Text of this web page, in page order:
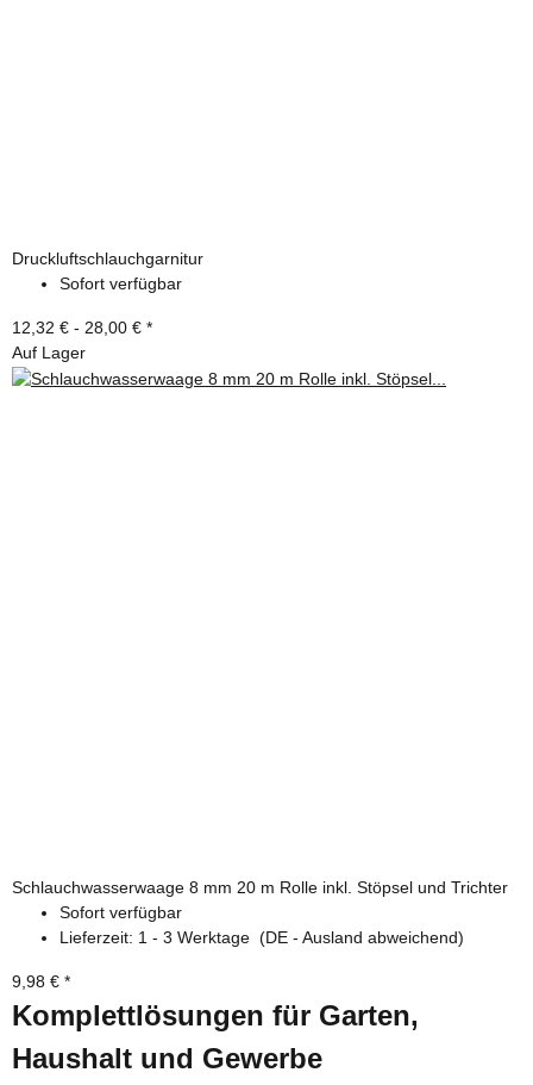
Druckluftschlauchgarnitur
Sofort verfügbar
12,32 € - 28,00 € *
Auf Lager
Schlauchwasserwaage 8 mm 20 m Rolle inkl. Stöpsel und Trichter
Sofort verfügbar
Lieferzeit: 1 - 3 Werktage (DE - Ausland abweichend)
9,98 € *
Komplettlösungen für Garten,
Haushalt und Gewerbe